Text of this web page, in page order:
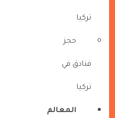
تركيا
حجز
فنادق في
تركيا
المعالم